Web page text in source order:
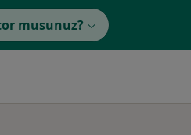
musunuz?